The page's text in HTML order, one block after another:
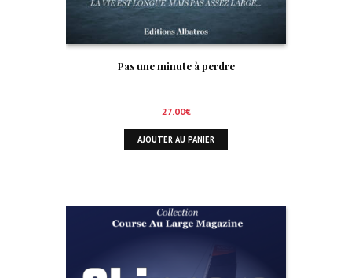
Pas une minute à perdre
27.00€
AJOUTER AU PANIER